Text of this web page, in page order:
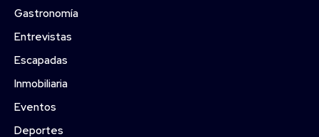
Gastronomía
Entrevistas
Escapadas
Inmobiliaria
Eventos
Deportes